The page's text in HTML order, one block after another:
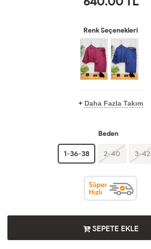
Renk Seçenekleri
+ Daha Fazla Takım
Beden
1-36-38 2-40 3-42
SEPETE EKLE